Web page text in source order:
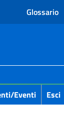
Glossario
eventi Esci